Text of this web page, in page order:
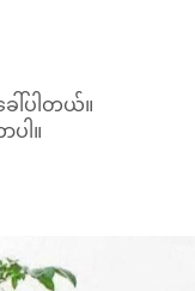
ါ်ပါတယ်။
ါ။